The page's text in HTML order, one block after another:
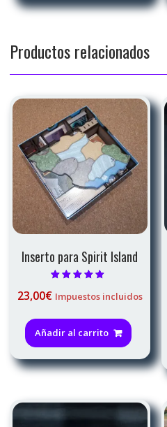
Productos relacionados
Inserto para Spirit Island
5.00
23,00€ Impuestos incluidos
Añadir al carrito